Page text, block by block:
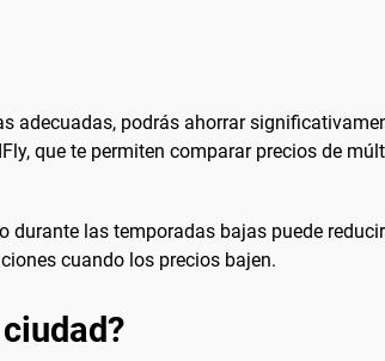
adecuadas, podrás ahorrar
que te permiten comparar precios de
las temporadas bajas puede
cuando los precios bajen.